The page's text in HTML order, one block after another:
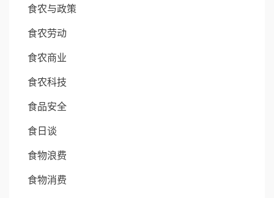
食农与政策
食农劳动
食农商业
食农科技
食品安全
食日谈
食物浪费
食物消费